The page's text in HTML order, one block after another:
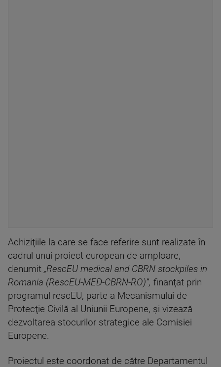
Achiziţiile la care se face referire sunt realizate în
cadrul unui proiect european de amploare,
denumit „RescEU medical and CBRN stockpiles in
Romania (RescEU-MED-CBRN-RO)”, finanţat prin
programul rescEU, parte a Mecanismului de
Protecţie Civilă al Uniunii Europene, şi vizează
dezvoltarea stocurilor strategice ale Comisiei
Europene.
Proiectul este coordonat de către Departamentul